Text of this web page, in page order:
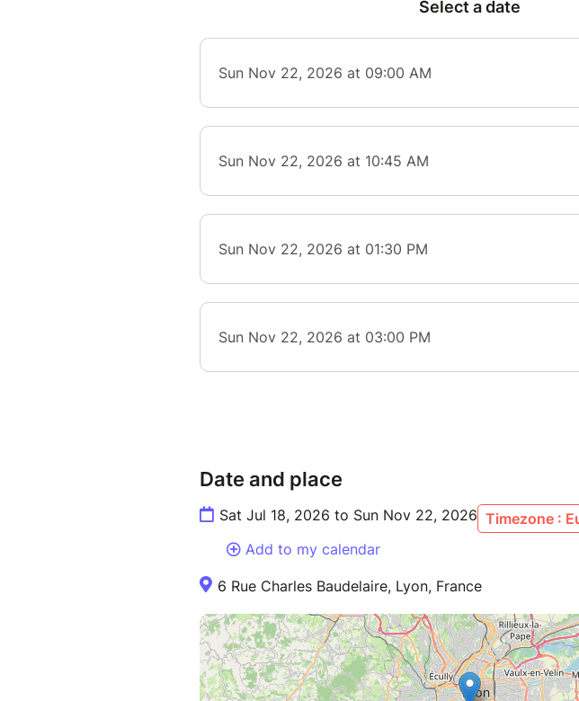
Date and place
Sat Jul 18, 2026 to Sun Nov 22, 2026 Timezone :
Add to my calendar
6 Rue Charles Baudelaire, Lyon, France